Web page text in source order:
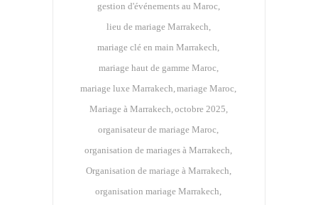
gestion d'événements au Maroc
lieu de mariage Marrakech
mariage clé en main Marrakech
mariage haut de gamme Maroc
mariage luxe Marrakech mariage Maroc
Mariage à Marrakech octobre 2025
organisateur de mariage Maroc
organisation de mariages à Marrakech
Organisation de mariage à Marrakech
organisation mariage Marrakech